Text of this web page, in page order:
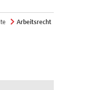
Arbeitsrecht